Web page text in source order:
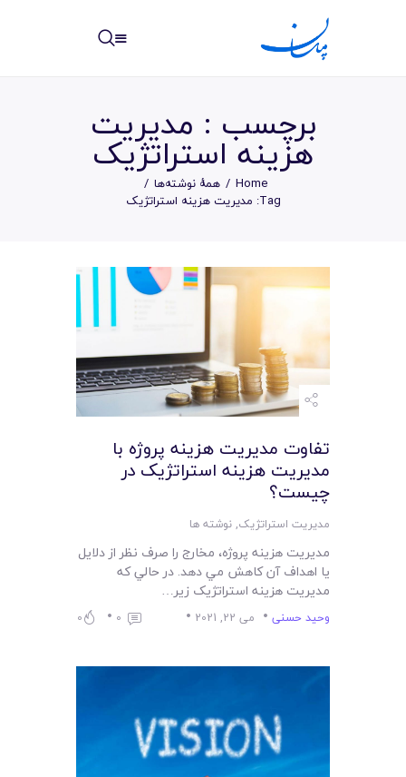
برچسب : مديريت
هزينه استراتژيک
Home
همهٔ نوشته‌ها
Tag: مديريت هزينه استراتژيک
خانه
مرکز آموزش
امکانات
سیستم ها
لیست قیمت محصولات
تفاوت مديريت هزينه پروژه با
مديريت هزينه استراتژيک در
چيست؟
مدیریت استراتژیک,نوشته ها
مديريت هزينه پروژه، مخارج را صرف نظر از دلايل
يا اهداف آن کاهش مي دهد. در حالي که
مديريت هزينه استراتژيک زير…
وحید حسنی می 22, 2021 0
0